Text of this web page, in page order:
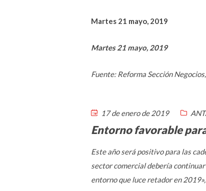
Martes 21 mayo, 2019
Martes 21 mayo, 2019
Fuente: Reforma Sección
17 de enero de 2019
Entorno favorable
Este año será positivo para las
sector comercial debería continuar
entorno que luce retador en